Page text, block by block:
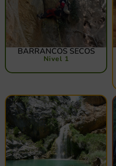
BARRANCOS SECOS
Nivel 1